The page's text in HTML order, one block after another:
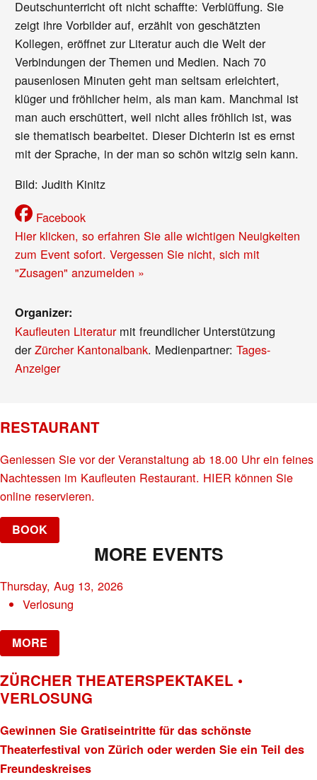
Deutschunterricht oft nicht schaffte: Verblüffung. Sie
zeigt ihre Vorbilder auf, erzählt von geschätzten
Kollegen, eröffnet zur Literatur auch die Welt der
Verbindungen der Themen und Medien. Nach 70
pausenlosen Minuten geht man seltsam erleichtert,
klüger und fröhlicher heim, als man kam. Manchmal ist
man auch erschüttert, weil nicht alles fröhlich ist, was
sie thematisch bearbeitet. Dieser Dichterin ist es ernst
mit der Sprache, in der man so schön witzig sein kann.
Bild: Judith Kinitz
Facebook
Hier klicken, so erfahren Sie alle wichtigen Neuigkeiten
zum Event sofort. Vergessen Sie nicht, sich mit
"Zusagen" anzumelden »
Organizer:
Kaufleuten Literaturmit freundlicher Unterstützung
derZürcher Kantonalbank. Medienpartner:Tages-
Anzeiger
RESTAURANT
Geniessen Sie vor der Veranstaltung ab 18.00 Uhr ein feines
Nachtessen im Kaufleuten Restaurant. HIER können Sie
online reservieren.
BOOK
MORE EVENTS
Thursday, Aug 13, 2026
Verlosung
MORE
ZÜRCHER THEATERSPEKTAKEL •
VERLOSUNG
Gewinnen Sie Gratiseintritte für das schönste
Theaterfestival von Zürich oder werden Sie ein Teil des
Freundeskreises